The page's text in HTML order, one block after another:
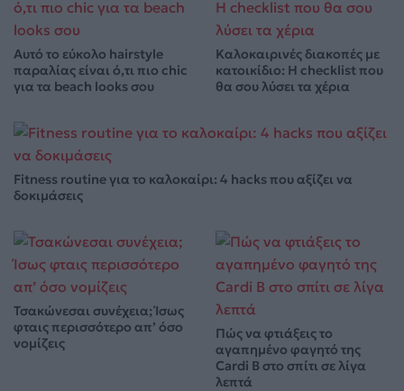
Αυτό το εύκολο hairstyle
παραλίας είναι ό,τι πιο chic
για τα beach looks σου
Καλοκαιρινές διακοπές με
κατοικίδιο: Η checklist που
θα σου λύσει τα χέρια
Fitness routine για το καλοκαίρι: 4 hacks που αξίζει να
δοκιμάσεις
Τσακώνεσαι συνέχεια; Ίσως
φταις περισσότερο απ’ όσο
νομίζεις
Πώς να φτιάξεις το
αγαπημένο φαγητό της
Cardi B στο σπίτι σε λίγα
λεπτά